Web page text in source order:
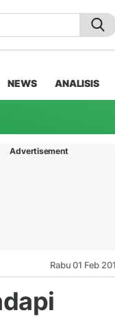
NEWS ANALISIS
Advertisement
Rabu 01 Feb